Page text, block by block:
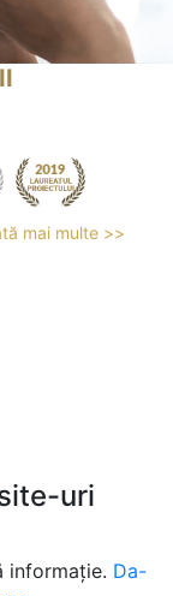
mai multe >>
uri
informație. Da-